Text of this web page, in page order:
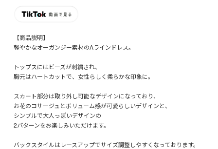
【商品説明】
軽やかなオーガンジー素材のAラインドレス。
トップスにはビーズが刺繍され、
胸元はハートカットで、女性らしく柔らかな印象に。
スカート部分は取り外し可能なデザインになっており、
お花のコサージュとボリューム感が可愛らしいデザインと、
シンプルで大人っぽいデザインの
2パターンをお楽しみいただけます。
バックスタイルはレースアップでサイズ調整しやすくなっております。